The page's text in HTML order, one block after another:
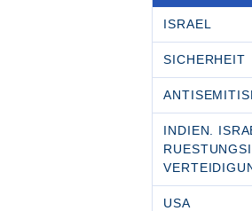
ISRAEL
SICHERHEIT
INDIEN.
USA